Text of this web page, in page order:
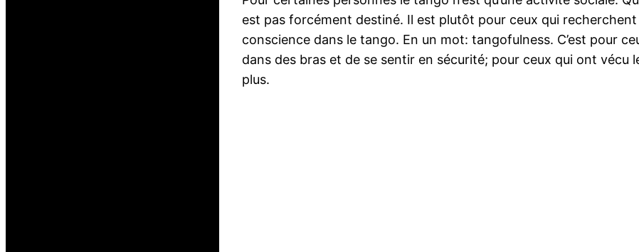
est pas forcément destiné. Il est plutôt pour ceux qui
conscience dans le tango. En un mot: tangofulness. C’est pour
dans des bras et de se sentir en sécurité; pour ceux qui ont vécu
plus.